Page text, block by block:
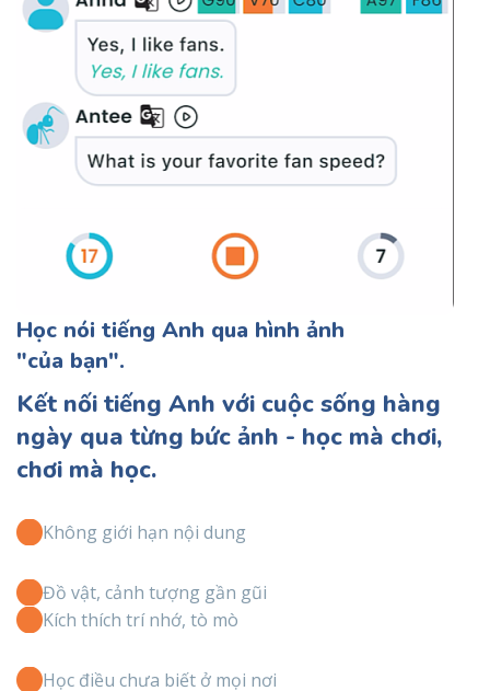
Học nói tiếng Anh qua hình ảnh
"của bạn".
Kết nối tiếng Anh với cuộc sống hàng
ngày qua từng bức ảnh - học mà chơi,
chơi mà học.
Không giới hạn nội dung
Đồ vật, cảnh tượng gần gũi
Kích thích trí nhớ, tò mò
Học điều chưa biết ở mọi nơi